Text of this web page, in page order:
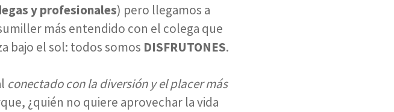
y profesionales) pero llegamos a
más entendido con el colega que
bajo el sol: todos somos DISFRUTONES.
conectado con la diversión y el placer más
¿quién no quiere aprovechar la vida